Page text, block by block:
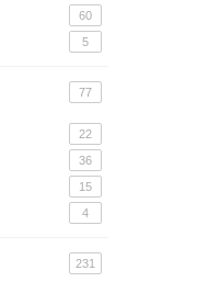
60
5
77
22
36
15
4
231